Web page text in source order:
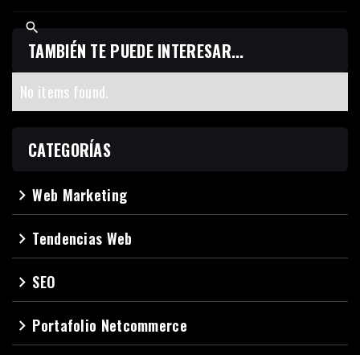
TAMBIÉN TE PUEDE INTERESAR...
No items found.
CATEGORÍAS
navigate_nextWeb Marketing
navigate_next Tendencias Web
navigate_next SEO
navigate_next Portafolio Netcommerce